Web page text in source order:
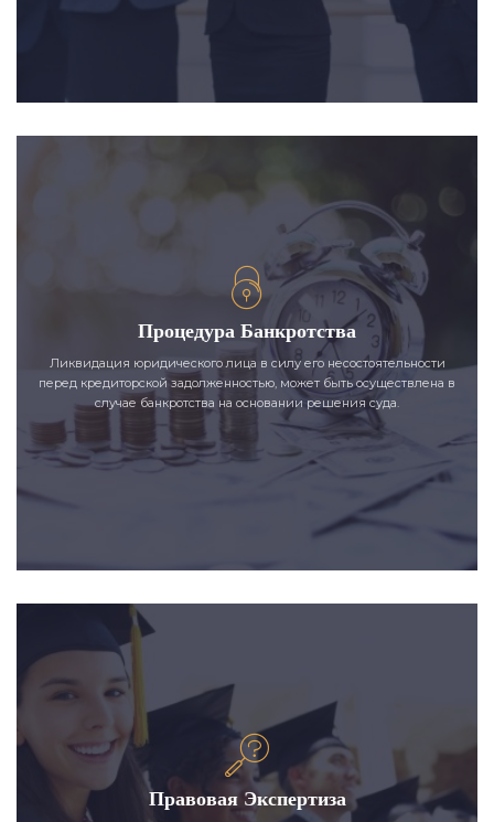
Процедура Банкротства
Ликвидация юридического лица в силу его несостоятельности
перед кредиторской задолженностью, может быть осуществлена в
случае банкротства на основании решения суда.
Правовая Экспертиза